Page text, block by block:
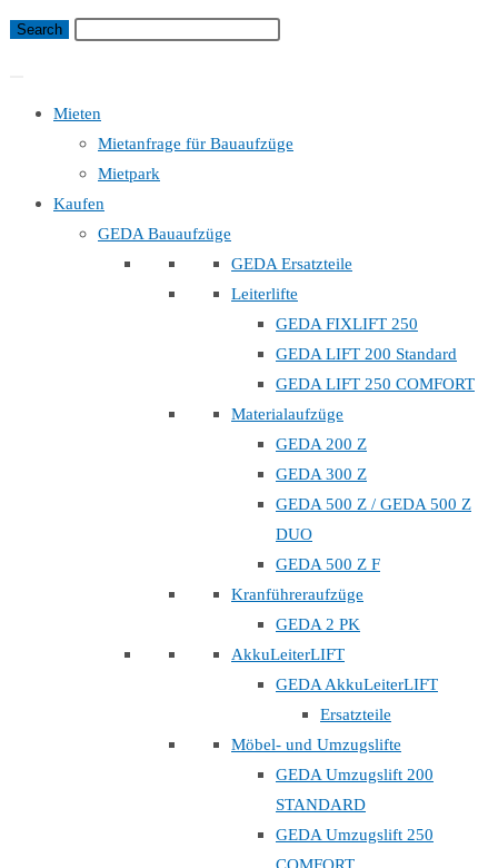
Mieten
Mietanfrage für Bauaufzüge
Mietpark
Kaufen
GEDA Bauaufzüge
GEDA Ersatzteile
Leiterlifte
GEDA FIXLIFT 250
GEDA LIFT 200 Standard
GEDA LIFT 250 COMFORT
Materialaufzüge
GEDA 200 Z
GEDA 300 Z
GEDA 500 Z / GEDA 500 Z
DUO
GEDA 500 Z F
Kranführeraufzüge
GEDA 2 PK
AkkuLeiterLIFT
GEDA AkkuLeiterLIFT
Ersatzteile
Möbel- und Umzugslifte
GEDA Umzugslift 200
STANDARD
GEDA Umzugslift 250